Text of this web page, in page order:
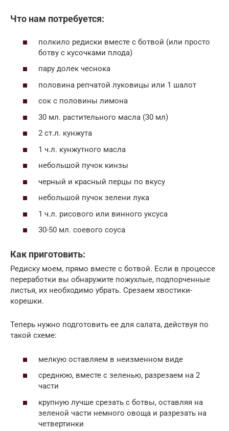
Что нам потребуется:
полкило редиски вместе с ботвой (или просто
ботву с кусочками плода)
пару долек чеснока
половина репчатой луковицы или 1 шалот
сок с половины лимона
30 мл. растительного масла (30 мл)
2 ст.л. кунжута
1 ч.л. кунжутного масла
небольшой пучок кинзы
черный и красный перцы по вкусу
небольшой пучок зелени лука
1 ч.л. рисового или винного уксуса
30-50 мл. соевого соуса
Как приготовить:
Редиску моем, прямо вместе с ботвой. Если в процессе
переработки вы обнаружите пожухлые, подпорченные
листья, их необходимо убрать. Срезаем хвостики-
корешки.
Теперь нужно подготовить ее для салата, действуя по
такой схеме:
мелкую оставляем в неизменном виде
среднюю, вместе с зеленью, разрезаем на 2
части
крупную лучше срезать с ботвы, оставляя на
зеленой части немного овоща и разрезать на
четвертинки